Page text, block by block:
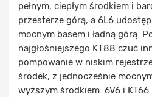
pełnym, ciepłym środkiem i
przesterze górą, a 6L6
mocnym basem i ładną górą.
najgłośniejszego KT88 czuć
pompowanie w niskim
środek, z jednocześnie
wyższym środkiem. 6V6 i